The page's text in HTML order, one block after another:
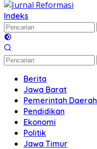
Indeks
Berita
Jawa Barat
Pemerintah Daerah
Pendidikan
Ekonomi
Politik
Jawa Timur